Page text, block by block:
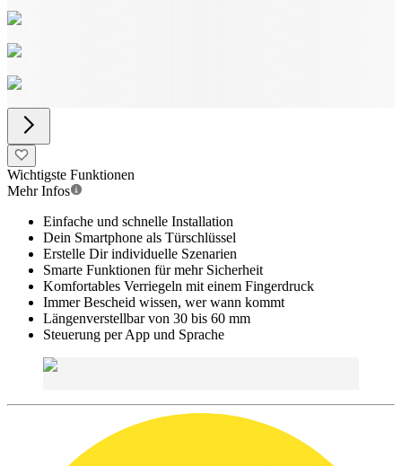
Wichtigste Funktionen
Mehr Infos
Einfache und schnelle Installation
Dein Smartphone als Türschlüssel
Erstelle Dir individuelle Szenarien
Smarte Funktionen für mehr Sicherheit
Komfortables Verriegeln mit einem Fingerdruck
Immer Bescheid wissen, wer wann kommt
Längenverstellbar von 30 bis 60 mm
Steuerung per App und Sprache